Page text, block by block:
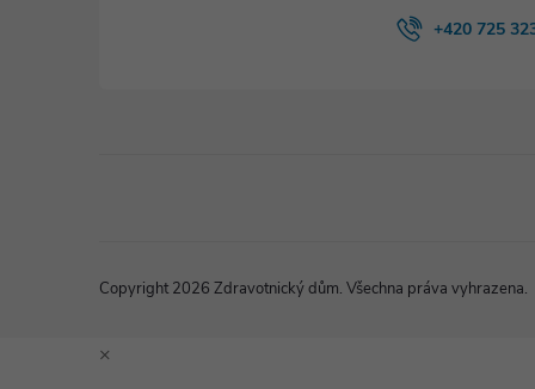
+420 725
Copyright 2026 Zdravotnický dům. Všechna práva vyhrazena.
×